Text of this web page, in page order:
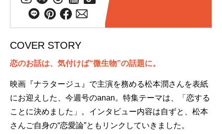
COVER STORY
恋のお話は、気付けば“微生物”の話題に。
映画『ナラタージュ』で主演を務める松本潤さんを表紙
にお迎えした、今週号のanan。特集テーマは、「恋する
ことに決めました」。インタビュー内容は自ずと、松本
さんご自身の“恋愛論”ともリンクしていきました。